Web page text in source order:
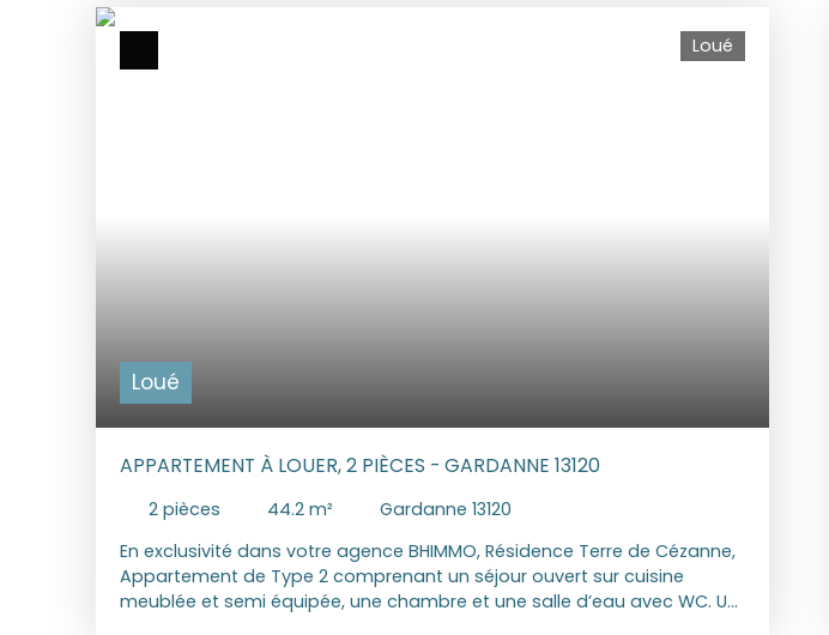
mensuelles : Electricité 130€ Eau 30€ TOTAL MENSUEL: 1510€ DPE : B/A
Montant estimé des dépenses annuelles d'énergie pour un usage
Loué
Loué
APPARTEMENT À LOUER, 2 PIÈCES - GARDANNE 13120
2 pièces 44.2 m²
Gardanne 13120
En exclusivité dans votre agence BHIMMO, Résidence Terre de Cézanne,
Appartement de Type 2 comprenant un séjour ouvert sur cuisine
meublée et semi équipée, une chambre et une salle d’eau avec WC. Un